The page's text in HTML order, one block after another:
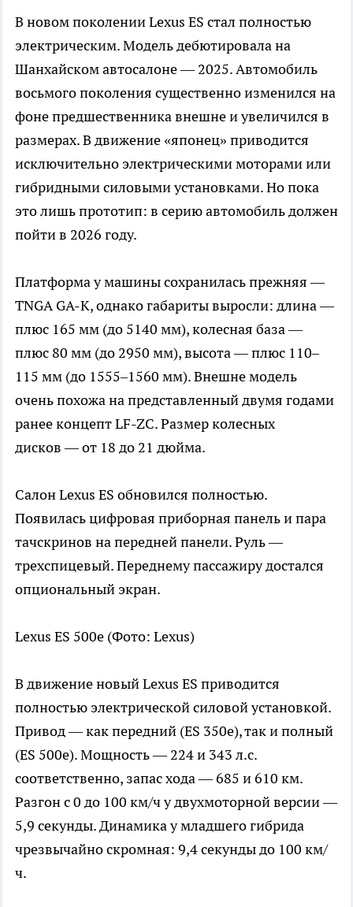
В новом поколении Lexus ES стал полностью
электрическим. Модель дебютировала на
Шанхайском автосалоне — 2025. Автомобиль
восьмого поколения существенно изменился на
фоне предшественника внешне и увеличился в
размерах. В движение «японец» приводится
исключительно электрическими моторами или
гибридными силовыми установками. Но пока
это лишь прототип: в серию автомобиль должен
пойти в 2026 году.
Платформа у машины сохранилась прежняя —
TNGA GA-K, однако габариты выросли: длина —
плюс 165 мм (до 5140 мм), колесная база —
плюс 80 мм (до 2950 мм), высота — плюс 110–
115 мм (до 1555–1560 мм). Внешне модель
очень похожа на представленный двумя годами
ранее концепт LF-ZC. Размер колесных
дисков — от 18 до 21 дюйма.
Салон Lexus ES обновился полностью.
Появилась цифровая приборная панель и пара
тачскринов на передней панели. Руль —
трехспицевый. Переднему пассажиру достался
опциональный экран.
Lexus ES 500e (Фото: Lexus)
В движение новый Lexus ES приводится
полностью электрической силовой установкой.
Привод — как передний (ES 350e), так и полный
(ES 500e). Мощность — 224 и 343 л.с.
соответственно, запас хода — 685 и 610 км.
Разгон с 0 до 100 км/ч у двухмоторной версии —
5,9 секунды. Динамика у младшего гибрида
чрезвычайно скромная: 9,4 секунды до 100 км/
ч.